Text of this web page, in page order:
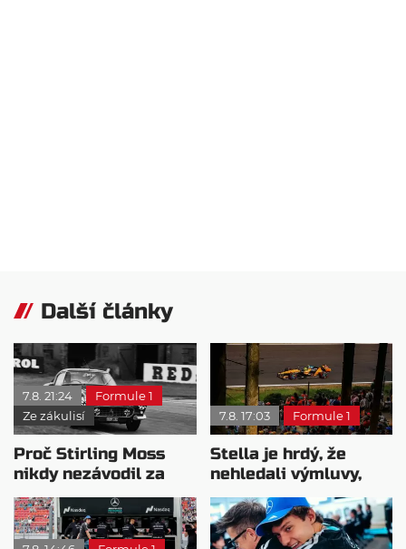
Další články
7.8. 21:24
Formule 1
Ze zákulisí
Proč Stirling Moss
nikdy nezávodil za
Ferrariho
7.8. 17:03 Formule 1
Stella je hrdý, že
nehledali výmluvy,
proč nedokážou
bojovat o titul